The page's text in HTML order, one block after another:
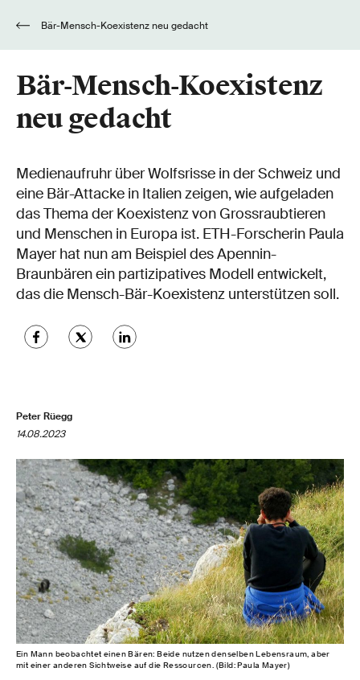
Bär-Mensch-Koexistenz neu gedacht
Bär-Mensch-Koexistenz
neu gedacht
Medienaufruhr über Wolfsrisse in der Schweiz und
eine Bär-Attacke in Italien zeigen, wie aufgeladen
das Thema der Koexistenz von Grossraubtieren
und Menschen in Europa ist. ETH-Forscherin Paula
Mayer hat nun am Beispiel des Apennin-
Braunbären ein partizipatives Modell entwickelt,
das die Mensch-Bär-Koexistenz unterstützen soll.
Peter Rüegg
14.08.2023
Ein Mann beobachtet einen Bären: Beide nutzen denselben Lebensraum, aber
mit einer anderen Sichtweise auf die Ressourcen. (Bild: Paula Mayer)